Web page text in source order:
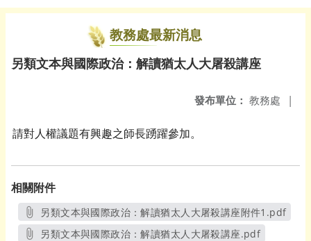
教務處最新消息
另類文本與國際政治：解讀猶太人大屠殺講座
發布單位： 教務處 |
請對人權議題有興趣之師長踴躍參加。
相關附件
另類文本與國際政治：解讀猶太人大屠殺講座附件1.pdf
另開新視窗
另類文本與國際政治：解讀猶太人大屠殺講座.pdf